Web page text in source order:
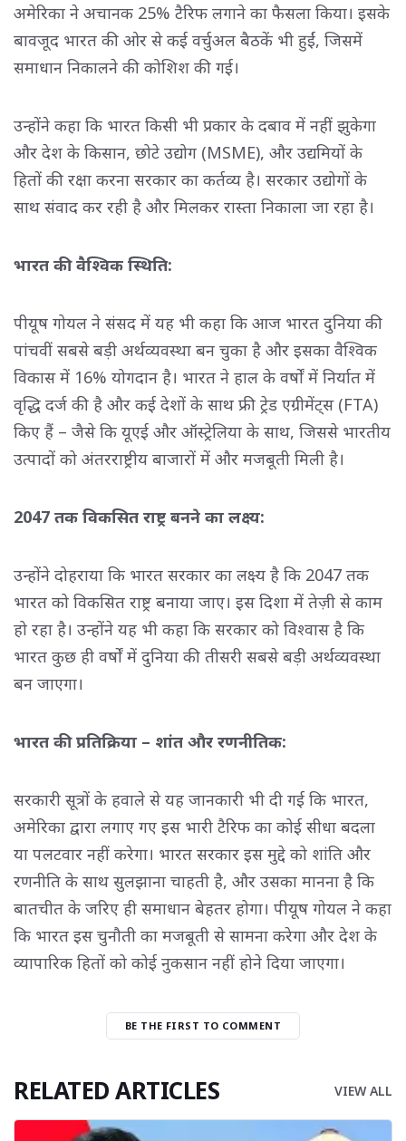
अमेरिका ने अचानक 25% टैरिफ लगाने का फैसला किया। इसके
बावजूद भारत की ओर से कई वर्चुअल बैठकें भी हुईं, जिसमें
समाधान निकालने की कोशिश की गई।
उन्होंने कहा कि भारत किसी भी प्रकार के दबाव में नहीं झुकेगा
और देश के किसान, छोटे उद्योग (MSME), और उद्यमियों के
हितों की रक्षा करना सरकार का कर्तव्य है। सरकार उद्योगों के
साथ संवाद कर रही है और मिलकर रास्ता निकाला जा रहा है।
भारत की वैश्विक स्थिति:
पीयूष गोयल ने संसद में यह भी कहा कि आज भारत दुनिया की
पांचवीं सबसे बड़ी अर्थव्यवस्था बन चुका है और इसका वैश्विक
विकास में 16% योगदान है। भारत ने हाल के वर्षों में निर्यात में
वृद्धि दर्ज की है और कई देशों के साथ फ्री ट्रेड एग्रीमेंट्स (FTA)
किए हैं – जैसे कि यूएई और ऑस्ट्रेलिया के साथ, जिससे भारतीय
उत्पादों को अंतरराष्ट्रीय बाजारों में और मजबूती मिली है।
2047 तक विकसित राष्ट्र बनने का लक्ष्य:
उन्होंने दोहराया कि भारत सरकार का लक्ष्य है कि 2047 तक
भारत को विकसित राष्ट्र बनाया जाए। इस दिशा में तेज़ी से काम
हो रहा है। उन्होंने यह भी कहा कि सरकार को विश्वास है कि
भारत कुछ ही वर्षों में दुनिया की तीसरी सबसे बड़ी अर्थव्यवस्था
बन जाएगा।
भारत की प्रतिक्रिया – शांत और रणनीतिक:
सरकारी सूत्रों के हवाले से यह जानकारी भी दी गई कि भारत,
अमेरिका द्वारा लगाए गए इस भारी टैरिफ का कोई सीधा बदला
या पलटवार नहीं करेगा। भारत सरकार इस मुद्दे को शांति और
रणनीति के साथ सुलझाना चाहती है, और उसका मानना है कि
बातचीत के जरिए ही समाधान बेहतर होगा। पीयूष गोयल ने कहा
कि भारत इस चुनौती का मजबूती से सामना करेगा और देश के
व्यापारिक हितों को कोई नुकसान नहीं होने दिया जाएगा।
BE THE FIRST TO COMMENT
RELATED ARTICLES VIEW ALL